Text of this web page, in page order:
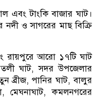
এবং টাংকি বাজার ঘাট।
ও সাগরের মাছ বিক্রি
রায়পুরে আরো ১৭টি ঘাট
ঘাট,​ সদর উপজেলার
ব্রীজ, পানির ঘাট, বালুর
মেঘনাঘাট, কমলনগরের